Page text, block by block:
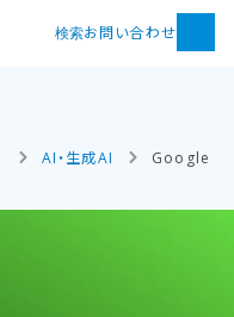
検索お問い合わせ
AI・生成AI Googleの